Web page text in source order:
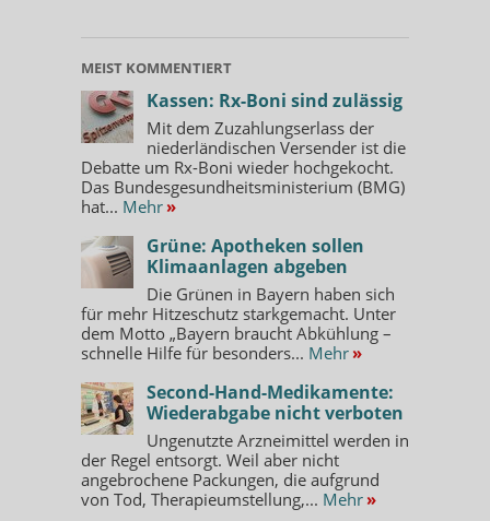
MEIST KOMMENTIERT
Kassen: Rx-Boni sind zulässig
Mit dem Zuzahlungserlass der
niederländischen Versender ist die
Debatte um Rx-Boni wieder hochgekocht.
Das Bundesgesundheitsministerium (BMG)
hat... Mehr »
Grüne: Apotheken sollen
Klimaanlagen abgeben
Die Grünen in Bayern haben sich
für mehr Hitzeschutz starkgemacht. Unter
dem Motto „Bayern braucht Abkühlung –
schnelle Hilfe für besonders... Mehr »
Second-Hand-Medikamente:
Wiederabgabe nicht verboten
Ungenutzte Arzneimittel werden in
der Regel entsorgt. Weil aber nicht
angebrochene Packungen, die aufgrund
von Tod, Therapieumstellung,... Mehr »